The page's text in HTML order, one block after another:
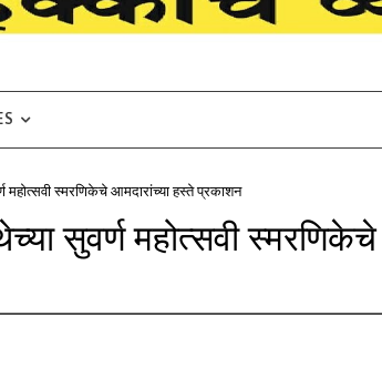
स्मरणिकेचे आमदारांच्या हस्ते प्रकाशन
सुवर्ण महोत्सवी स्मरणिकेचे